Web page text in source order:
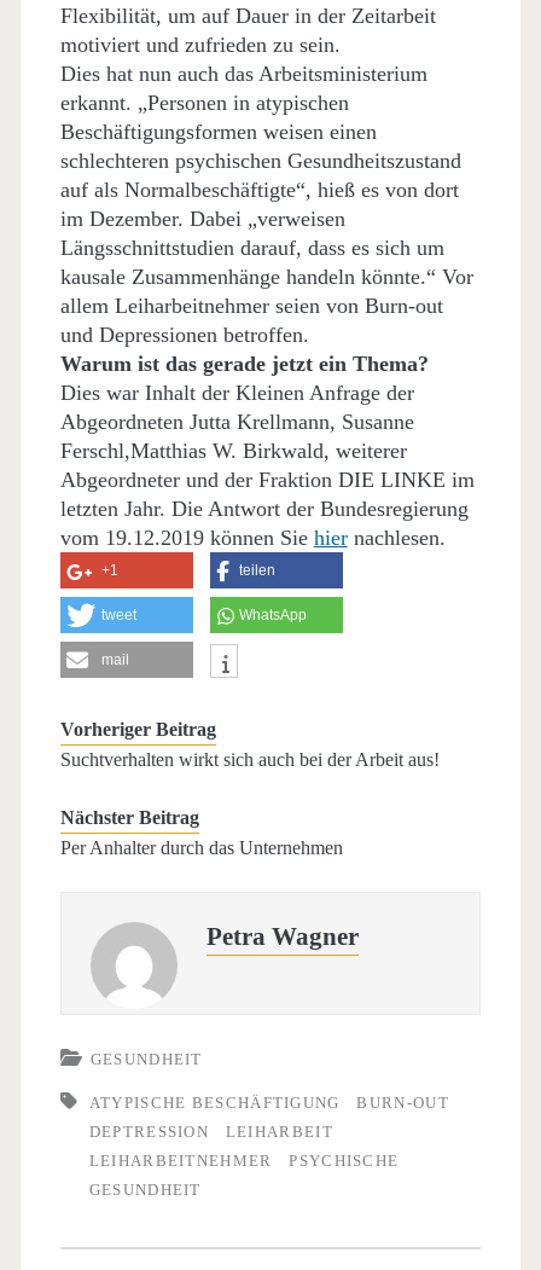
Flexibilität, um auf Dauer in der Zeitarbeit
motiviert und zufrieden zu sein.
Dies hat nun auch das Arbeitsministerium
erkannt. „Personen in atypischen
Beschäftigungsformen weisen einen
schlechteren psychischen Gesundheitszustand
auf als Normalbeschäftigte“, hieß es von dort
im Dezember. Dabei „verweisen
Längsschnittstudien darauf, dass es sich um
kausale Zusammenhänge handeln könnte.“ Vor
allem Leiharbeitnehmer seien von Burn-out
und Depressionen betroffen.
Warum ist das gerade jetzt ein Thema?
Dies war Inhalt der Kleinen Anfrage der
Abgeordneten Jutta Krellmann, Susanne
Ferschl,Matthias W. Birkwald, weiterer
Abgeordneter und der Fraktion DIE LINKE im
letzten Jahr. Die Antwort der Bundesregierung
vom 19.12.2019 können Sie hiernachlesen.
+1 teilen
tweet WhatsApp
mail
Vorheriger Beitrag
Suchtverhalten wirkt sich auch bei der Arbeit aus!
Nächster Beitrag
Per Anhalter durch das Unternehmen
Petra Wagner
GESUNDHEIT
ATYPISCHE BESCHÄFTIGUNG
BURN-OUT
DEPTRESSION
LEIHARBEIT
LEIHARBEITNEHMER
PSYCHISCHE
GESUNDHEIT